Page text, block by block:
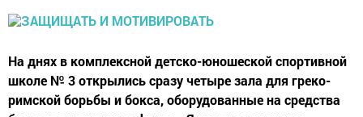
На днях в комплексной детско-юношеской спортивной
школе № 3 открылись сразу четыре зала для греко-
римской борьбы и бокса, оборудованные на средства